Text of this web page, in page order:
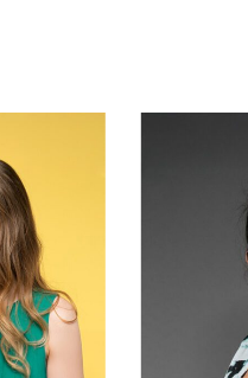
Kundenkonto eröffnen und
. *